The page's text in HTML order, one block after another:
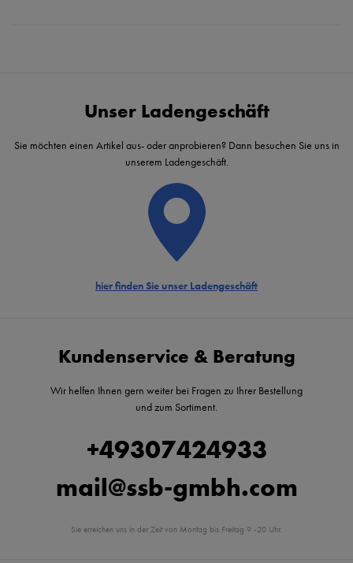
Unser Ladengeschäft
Sie möchten einen Artikel aus- oder anprobieren? Dann besuchen Sie uns in
unserem Ladengeschäft.
hier finden Sie unser Ladengeschäft
Kundenservice & Beratung
Wir helfen Ihnen gern weiter bei Fragen zu Ihrer Bestellung
und zum Sortiment.
+49307424933
mail@ssb-gmbh.com
Sie erreichen uns in der Zeit von Montag bis Freitag 9 -20 Uhr.